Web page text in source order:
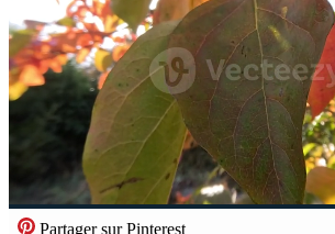
Partager sur Pinterest